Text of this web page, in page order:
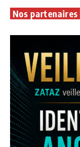
Nos partenaires